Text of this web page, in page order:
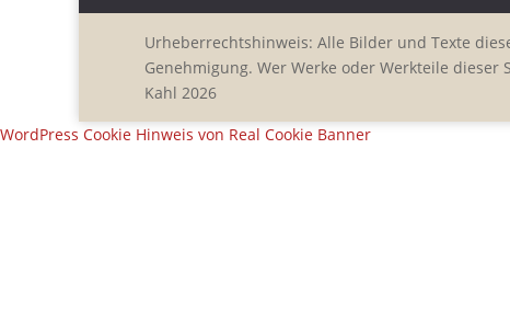
Urheberrechtshinweis: Alle Bilder und Texte
Genehmigung. Wer Werke oder Werkteile
Kahl 2026
WordPress Cookie Hinweis von Real Cookie Banner